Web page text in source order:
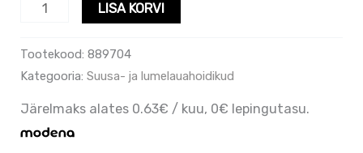
LISA KORVI
Tootekood:889704
Kategooria:Suusa- ja lumelauahoidikud
Järelmaks alates 0.63€ / kuu, 0€ lepingutasu.